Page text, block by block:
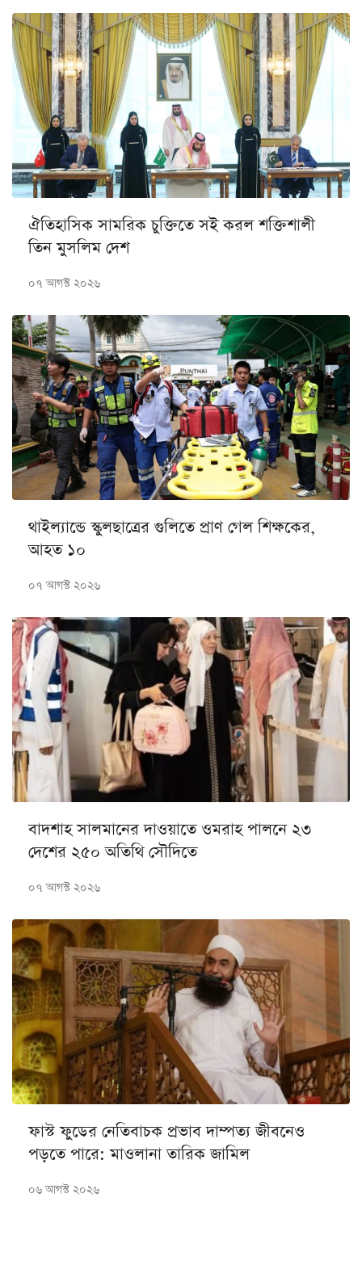
ঐতিহাসিক সামরিক চুক্তিতে সই করল শক্তিশালী
তিন মুসলিম দেশ
০৭ আগস্ট ২০২৬
থাইল্যান্ডে স্কুলছাত্রের গুলিতে প্রাণ গেল শিক্ষকের,
আহত ১০
০৭ আগস্ট ২০২৬
বাদশাহ সালমানের দাওয়াতে ওমরাহ পালনে ২৩
দেশের ২৫০ অতিথি সৌদিতে
০৭ আগস্ট ২০২৬
ফাস্ট ফুডের নেতিবাচক প্রভাব দাম্পত্য জীবনেও
পড়তে পারে: মাওলানা তারিক জামিল
০৬ আগস্ট ২০২৬